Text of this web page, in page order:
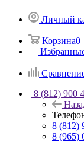
Личный
Корзина0
8 (812) 900
8 (812)
8 (965)